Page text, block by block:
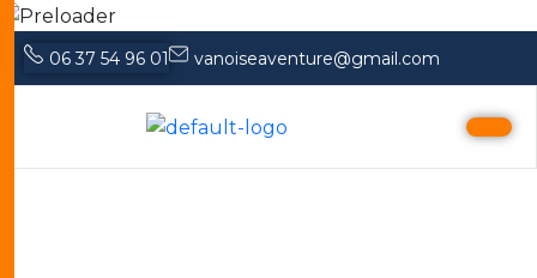
06 37 54 96 01 vanoiseaventure@gmail.com
Cameron williamson